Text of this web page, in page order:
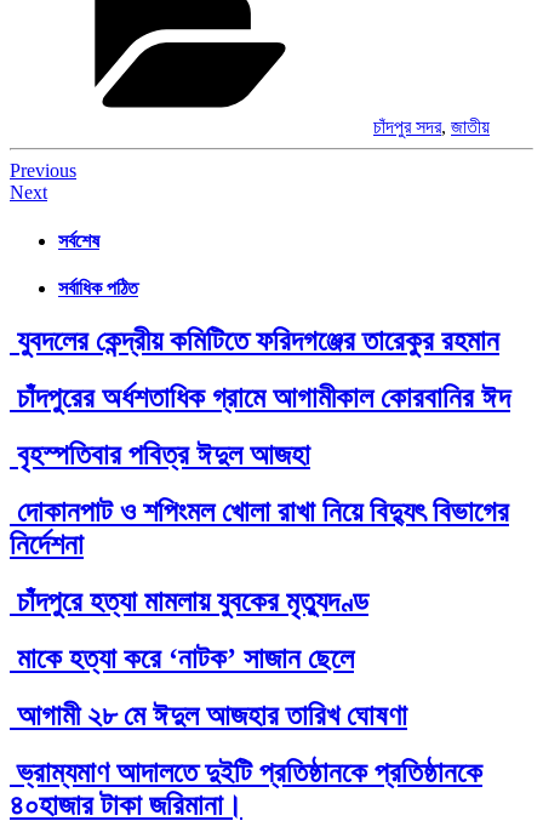
চাঁদপুর সদর, জাতীয়
Post
navigation
Previous
Next
সর্বশেষ
সর্বাধিক পঠিত
যুবদলের কেন্দ্রীয় কমিটিতে ফরিদগঞ্জের তারেকুর রহমান
চাঁদপুরের অর্ধশতাধিক গ্রামে আগামীকাল কোরবানির ঈদ
বৃহস্পতিবার পবিত্র ঈদুল আজহা
দোকানপাট ও শপিংমল খোলা রাখা নিয়ে বিদ্যুৎ বিভাগের
নির্দেশনা
চাঁদপুরে হত্যা মামলায় যুবকের মৃত্যুদণ্ড
মাকে হত্যা করে ‘নাটক’ সাজান ছেলে
আগামী ২৮ মে ঈদুল আজহার তারিখ ঘোষণা
ভ্রাম্যমাণ আদালতে দুইটি প্রতিষ্ঠানকে প্রতিষ্ঠানকে
৪০হাজার টাকা জরিমানা।